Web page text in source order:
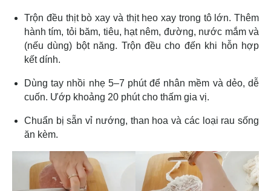
Trộn đều thịt bò xay và thịt heo xay trong tô lớn. Thêm
hành tím, tỏi băm, tiêu, hạt nêm, đường, nước mắm và
(nếu dùng) bột năng. Trộn đều cho đến khi hỗn hợp
kết dính.
Dùng tay nhồi nhẹ 5–7 phút để nhân mềm và dẻo, dễ
cuốn. Ướp khoảng 20 phút cho thấm gia vị.
Chuẩn bị sẵn vỉ nướng, than hoa và các loại rau sống
ăn kèm.